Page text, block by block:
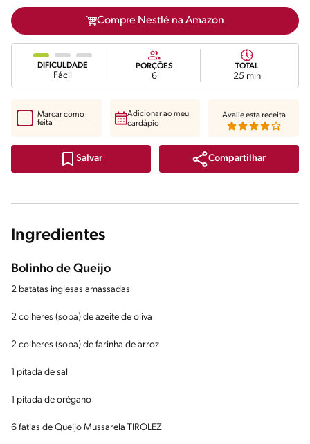
Compre Nestlé na Amazon
DIFICULDADE
Fácil
PORÇÕES
6
TOTAL
25 min
Salvar Compartilhar
Marcar como
feita
Adicionar ao meu
cardápio
Avalie esta receita
Ingredientes
Bolinho de Queijo
2 batatas inglesas amassadas
2 colheres (sopa) de azeite de oliva
2 colheres (sopa) de farinha de arroz
1 pitada de sal
1 pitada de orégano
6 fatias de Queijo Mussarela TIROLEZ